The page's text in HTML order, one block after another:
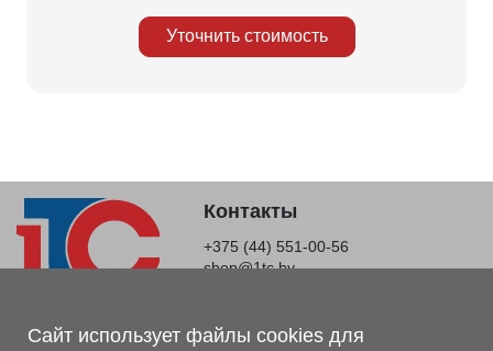
Уточнить стоимость
Контакты
+375 (44) 551-00-56
shop@1tc.by
Магазин, склад
Сайт использует файлы cookies для